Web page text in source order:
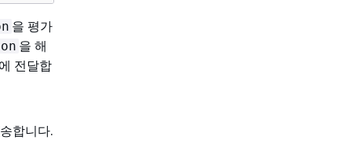
을 평가
을 해
에 전달합
합니다.